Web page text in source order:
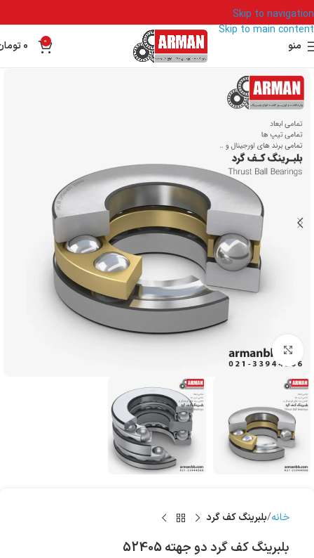
Skip to navigation
Skip to main content
منو
0
0
بزرگنمایی تصویر
خانه بلبرینگ کف گرد
بلبرینگ کف گرد دو جهته 52405